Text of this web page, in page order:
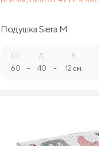
Подушка Siera M
Ш.
60 -
Д.
40 -
В.
12 см.